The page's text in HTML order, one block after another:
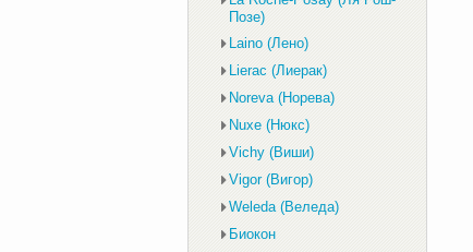
Позе)
Laino (Лено)
Lierac (Лиерак)
Noreva (Норева)
Nuxe (Нюкс)
Vichy (Виши)
Vigor (Вигор)
Weleda (Веледа)
Биокон